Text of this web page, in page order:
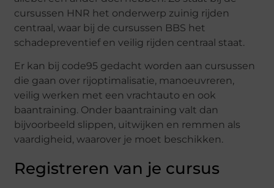
cursussen HNR het onderwerp zuinig rijden
centraal, waar bij de cursussen BBS het
schadepreventief en veilig rijden centraal staat.
Er kan bij code95 gedacht worden aan cursussen
die gaan over rijoptimalisatie, manoeuvreren,
veilig werken met een vrachtauto en ook
baantraining. Onder baantraining valt dan
bijvoorbeeld slippen, uitwijken en remmen als
vaardigheid, waarover je moet beschikken.
Registreren van je cursus